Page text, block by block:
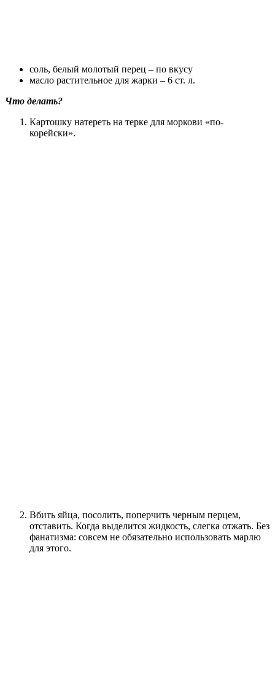
соль, белый молотый перец – по вкусу
масло растительное для жарки – 6 ст. л.
Что делать?
Картошку натереть на терке для моркови «по-
корейски».
Вбить яйца, посолить, поперчить черным перцем,
отставить. Когда выделится жидкость, слегка отжать. Без
фанатизма: совсем не обязательно использовать марлю
для этого.